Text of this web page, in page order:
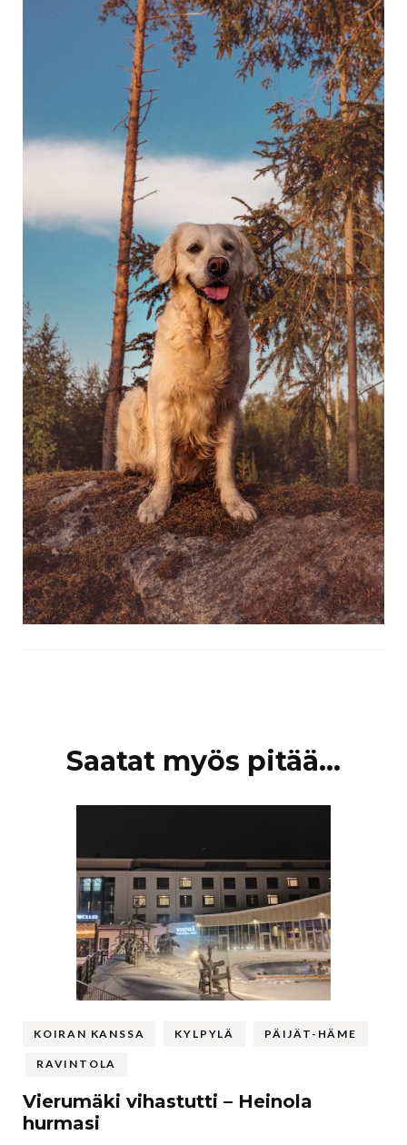
Artikkelien
Saatat myös pitää...
KOIRAN KANSSA KYLPYLÄ PÄIJÄT-HÄME
RAVINTOLA
Vierumäki vihastutti – Heinola
hurmasi